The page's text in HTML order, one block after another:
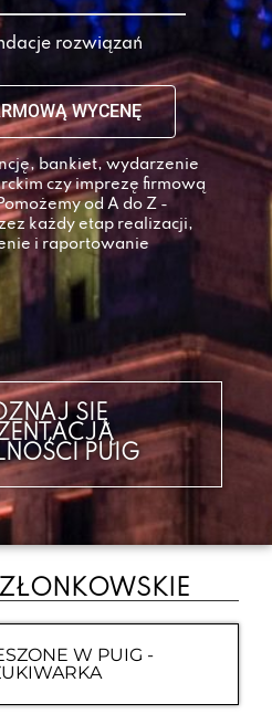
rozwiązań
WYCENĘ
bankiet, wydarzenie
czy imprezę firmową
od A do Z -
każdy etap realizacji,
i raportowanie
SIĘ
PUIG
W PUIG -